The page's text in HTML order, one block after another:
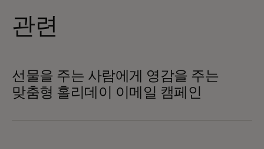
관련
선물을 주는 사람에게 영감을 주는
맞춤형 홀리데이 이메일 캠페인